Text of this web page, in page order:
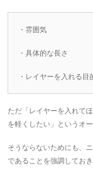
・雰囲気
・具体的な長さ
・レイヤーを入れる目
ただ「レイヤーを入れて
を軽くしたい」というオ
そうならないためにも、
であることを強調しておき